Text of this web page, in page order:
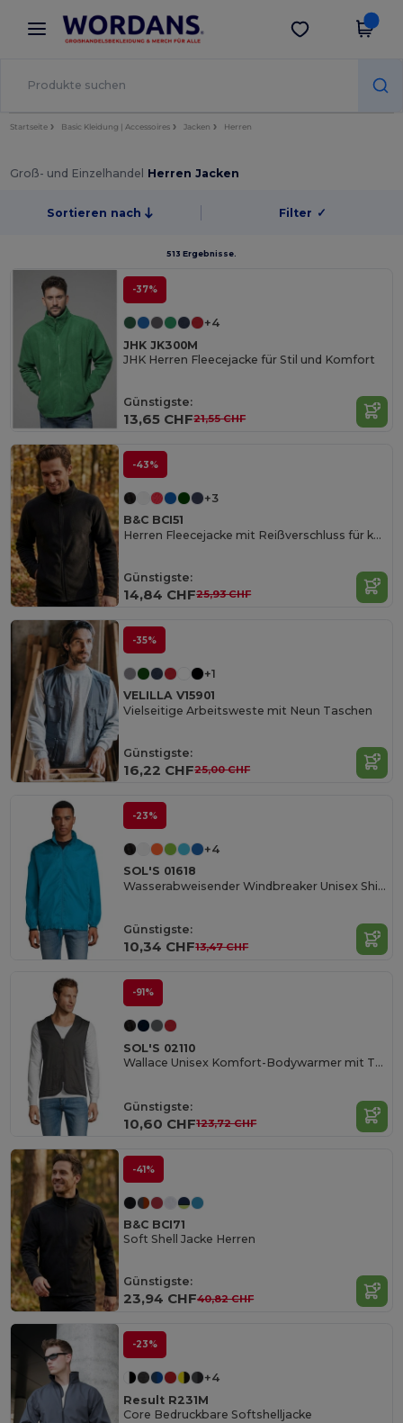
× Wordans App
Bessere Preise in der App!
App holen
Startseite Basic Kleidung | Accessoires Jacken Herren
Groß- und Einzelhandel Herren Jacken
Sortieren nach Filter ✓
513 Ergebnisse.
-37%
+4
JHK JK300M
JHK Herren Fleecejacke für Stil und Komfort
Günstigste:
13,65 CHF21,55 CHF
-43%
+3
B&C BCI51
Herren Fleecejacke mit Reißverschluss für kalte Tage
Günstigste:
14,84 CHF25,93 CHF
-35%
+1
VELILLA V15901
Vielseitige Arbeitsweste mit Neun Taschen
Günstigste:
16,22 CHF25,00 CHF
-23%
+4
SOL'S 01618
Wasserabweisender Windbreaker Unisex Shift
Günstigste:
10,34 CHF13,47 CHF
-91%
SOL'S 02110
Wallace Unisex Komfort-Bodywarmer mit Taschen
Günstigste:
10,60 CHF123,72 CHF
-41%
B&C BCI71
Soft Shell Jacke Herren
Günstigste:
23,94 CHF40,82 CHF
-23%
+4
Result R231M
Core Bedruckbare Softshelljacke